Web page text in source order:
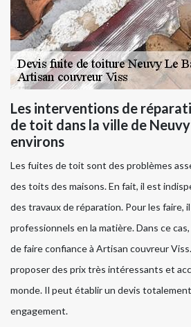
Les interventions de
de toit dans la ville de
environs
Les fuites de toit sont des problèmes
des toits des maisons. En fait, il est
des travaux de réparation. Pour les faire,
professionnels en la matière. Dans ce
de faire confiance à Artisan couvreur
proposer des prix très intéressants et
monde. Il peut établir un devis
engagement.